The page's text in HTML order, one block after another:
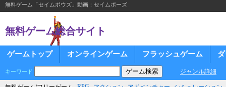
無料ゲーム「セイムポウズ」動画：セイムポーズ
無料ゲーム総合サイト
ゲームトップ オンラインゲーム フラッシュゲーム
キーワード ジャンル詳細